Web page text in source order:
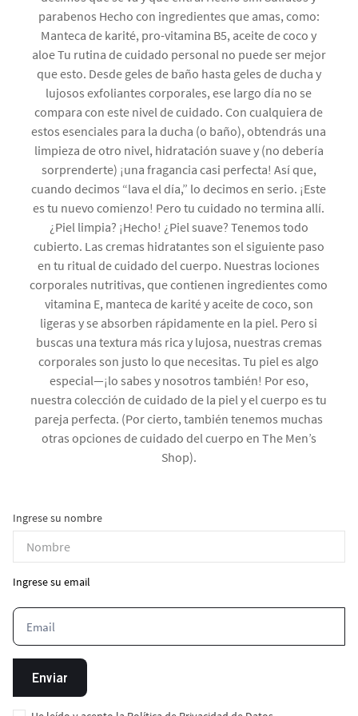
parabenos Hecho con ingredientes que amas, como:
Manteca de karité, pro-vitamina B5, aceite de coco y
aloe Tu rutina de cuidado personal no puede ser mejor
que esto. Desde geles de baño hasta geles de ducha y
lujosos exfoliantes corporales, ese largo día no se
compara con este nivel de cuidado. Con cualquiera de
estos esenciales para la ducha (o baño), obtendrás una
limpieza de otro nivel, hidratación suave y (no debería
sorprenderte) ¡una fragancia casi perfecta! Así que,
cuando decimos “lava el día,” lo decimos en serio. ¡Este
es tu nuevo comienzo! Pero tu cuidado no termina allí.
¿Piel limpia? ¡Hecho! ¿Piel suave? Tenemos todo
cubierto. Las cremas hidratantes son el siguiente paso
en tu ritual de cuidado del cuerpo. Nuestras lociones
corporales nutritivas, que contienen ingredientes como
vitamina E, manteca de karité y aceite de coco, son
ligeras y se absorben rápidamente en la piel. Pero si
buscas una textura más rica y lujosa, nuestras cremas
corporales son justo lo que necesitas. Tu piel es algo
especial—¡lo sabes y nosotros también! Por eso,
nuestra colección de cuidado de la piel y el cuerpo es tu
pareja perfecta. (Por cierto, también tenemos muchas
otras opciones de cuidado del cuerpo en The Men’s
Shop).
Ingrese su nombre
Ingrese su email
Enviar